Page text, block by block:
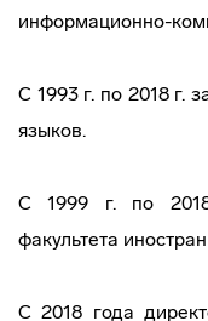
информационно-
С 1993 г. по 2018 г.
языков.
C 1999 г. по
факультета
С 2018 года